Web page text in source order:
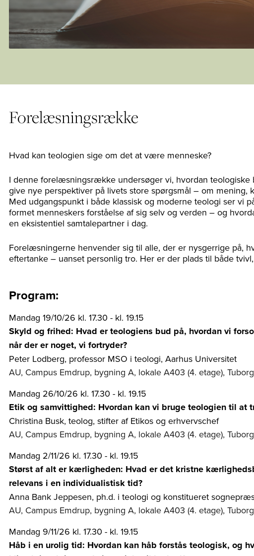
Forelæsningsrække
Hvad kan teologien sige om det at være menneske?
I denne forelæsningsrække undersøger vi, hvordan
give nye perspektiver på livets store spørgsmål – om mening,
Med udgangspunkt i både klassisk og moderne teologi ser vi
formet menneskers forståelse af sig selv og verden – og
en eksistentiel samtalepartner i dag.
Forelæsningerne henvender sig til alle, der er nysgerrige på,
eftertanke – uanset personlig tro. Her er der plads til både
Program:
Mandag 19/10/26 kl. 17.30 - kl. 19.15
Skyld og frihed: Hvad er teologiens bud på, hvordan vi
når der er noget, vi fortryder?
Peter Lodberg, professor MSO i teologi, Aarhus Universitet
AU, Campus Emdrup, bygning A, lokale A403 (4. etage),
Mandag 26/10/26 kl. 17.30 - kl. 19.15
Etik og samvittighed: Hvordan kan vi bruge teologien til at
Christina Busk, teolog, stifter af Etikos og erhvervschef
AU, Campus Emdrup, bygning A, lokale A403 (4. etage),
Mandag 2/11/26 kl. 17.30 - kl. 19.15
Størst af alt er kærligheden: Hvad er det kristne
relevans i en individualistisk tid?
Anna Bank Jeppesen, ph.d. i teologi og konstitueret
AU, Campus Emdrup, bygning A, lokale A403 (4. etage),
Mandag 9/11/26 kl. 17.30 - kl. 19.15
Håb i en urolig tid: Hvordan kan håb forstås teologisk, og